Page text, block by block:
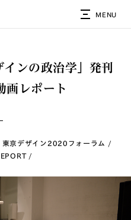
MENU
インの政治学」発刊
画レポート
東京デザイン2020フォーラム